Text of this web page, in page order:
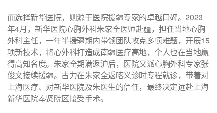
而选择新华医院，则源于医院援疆专家的卓越口碑。2023
年4月，新华医院心胸外科朱家全医师赴疆，担任当地心胸
外科主任，一年半援疆期内带领团队攻克多项难题，开展15
项新技术，将心外科打造成南疆医疗高地，个人也在当地赢
得高知名度。朱家全期满返沪后，医院又派心胸外科专家张
俊文接续援疆。古力在朱家全返喀义诊时专程就诊，带着对
上海医疗、对新华医院及朱医生的信任，最终决定远赴上海
新华医院奉贤院区接受手术。